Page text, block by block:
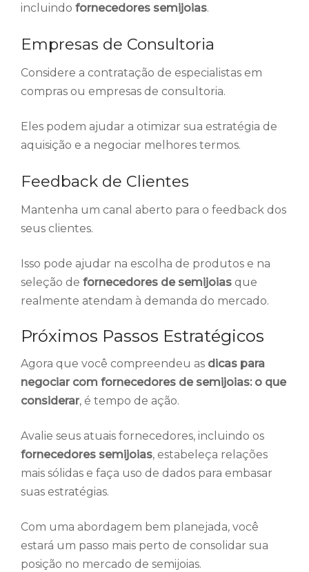
incluindo fornecedores semijoias.
Empresas de Consultoria
Considere a contratação de especialistas em
compras ou empresas de consultoria.
Eles podem ajudar a otimizar sua estratégia de
aquisição e a negociar melhores termos.
Feedback de Clientes
Mantenha um canal aberto para o feedback dos
seus clientes.
Isso pode ajudar na escolha de produtos e na
seleção de fornecedores de semijoias que
realmente atendam à demanda do mercado.
Próximos Passos Estratégicos
Agora que você compreendeu as dicas para
negociar com fornecedores de semijoias: o que
considerar, é tempo de ação.
Avalie seus atuais fornecedores, incluindo os
fornecedores semijoias, estabeleça relações
mais sólidas e faça uso de dados para embasar
suas estratégias.
Com uma abordagem bem planejada, você
estará um passo mais perto de consolidar sua
posição no mercado de semijoias.